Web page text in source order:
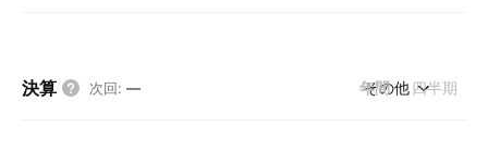
決算 次回: — 年間 四半期
その他